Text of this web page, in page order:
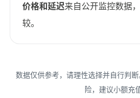
价格和延迟来自公开监控数据
较。
数据仅供参考，请理性选择并自行判
险，建议小额充